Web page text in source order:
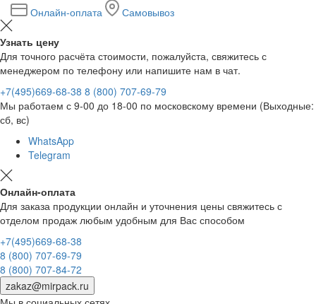
Онлайн-оплата
Самовывоз
Узнать цену
Для точного расчёта стоимости, пожалуйста, свяжитесь с
менеджером по телефону или напишите нам в чат.
+7(495)669-68-38 8 (800) 707-69-79
Мы работаем с 9-00 до 18-00 по московскому времени (Выходные:
сб, вс)
WhatsApp
Telegram
Онлайн-оплата
Для заказа продукции онлайн и уточнения цены свяжитесь с
отделом продаж любым удобным для Вас способом
+7(495)669-68-38
8 (800) 707-69-79
8 (800) 707-84-72
zakaz@mirpack.ru